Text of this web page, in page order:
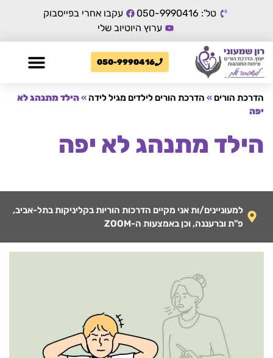
טל': 050-9990416
עקבו אחרי בפייסבוק
ערוץ היוטיוב שלי
050-9990416
הדרכת הורים » הדרכת הורים לילדים מגיל לידה »הילד מתנהג לא
יפה
הילד מתנהג לא יפה
למעוניינים/ות אני מקיים הדרכות הוריות בקליניקות בתל-אביב,
פ"ת וברעננה, וכן באמצעות ה-ZOOM